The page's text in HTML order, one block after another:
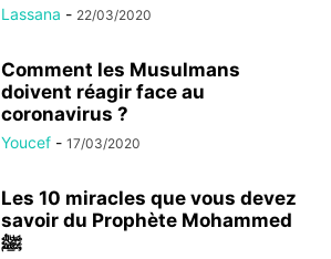
Lassana - 22/03/2020
Comment les Musulmans
doivent réagir face au
coronavirus ?
Youcef - 17/03/2020
Les 10 miracles que vous devez
savoir du Prophète Mohammed
ﷺ